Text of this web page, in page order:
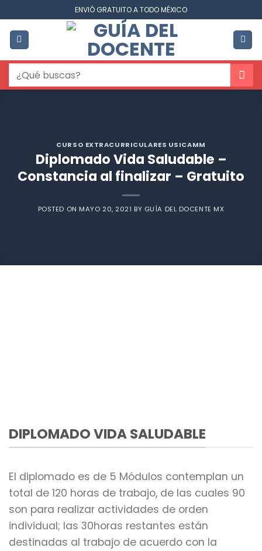
al
contenido
ENVIÓ GRATUITO A TODO MÉXICO
Buscar
por:
CURSO EXTRACURRICULARES USICAMM
Diplomado Vida Saludable –
Constancia al finalizar – Gratuito
POSTED ON MAYO 20, 2021 BY GUÍA DEL DOCENTE MX
DIPLOMADO VIDA SALUDABLE
El diplomado es de 5 Módulos contemplan un
total de 120 horas de trabajo, de las cuales 90
son para realizar actividades de orden
individual; las 30horas restantes están
destinadas al trabajo de acuerdo con la